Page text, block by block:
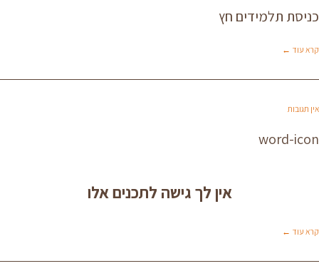
כניסת תלמידים חץ
קרא עוד ←
אין תגובות
word-icon
אין לך גישה לתכנים אלו
קרא עוד ←